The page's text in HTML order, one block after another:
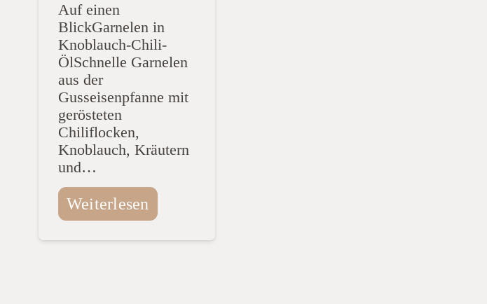
Auf einen
BlickGarnelen in
Knoblauch-Chili-
ÖlSchnelle Garnelen
aus der
Gusseisenpfanne mit
gerösteten
Chiliflocken,
Knoblauch, Kräutern
und…
Weiterlesen